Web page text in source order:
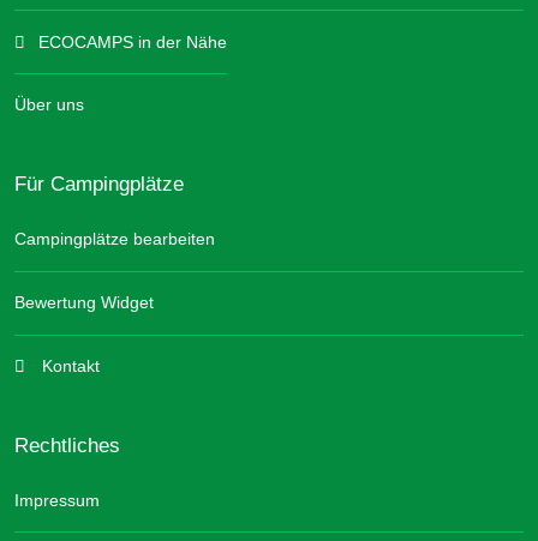
ECOCAMPS in der Nähe
Über uns
Für Campingplätze
Campingplätze bearbeiten
Bewertung Widget
Kontakt
Rechtliches
Impressum